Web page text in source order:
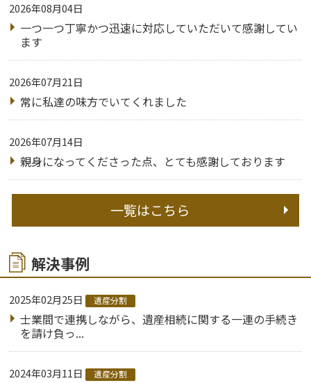
2026年08月04日
一つ一つ丁寧かつ迅速に対応していただいて感謝してい
ます
2026年07月21日
常に私達の味方でいてくれました
2026年07月14日
親身になってくださった点、とても感謝しております
一覧はこちら
解決事例
2025年02月25日 遺産分割
士業間で連携しながら、遺産相続に関する一連の手続き
を請け負っ...
2024年03月11日 遺産分割